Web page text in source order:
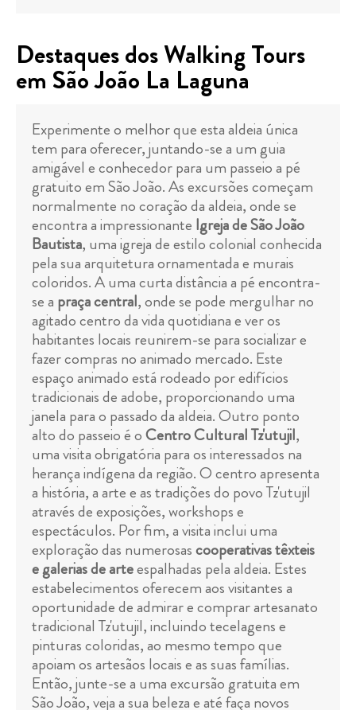
Destaques dos Walking Tours
em São João La Laguna
Experimente o melhor que esta aldeia única
tem para oferecer, juntando-se a um guia
amigável e conhecedor para um passeio a pé
gratuito em São João. As excursões começam
normalmente no coração da aldeia, onde se
encontra a impressionante Igreja de São João
Bautista, uma igreja de estilo colonial conhecida
pela sua arquitetura ornamentada e murais
coloridos. A uma curta distância a pé encontra-
se a praça central, onde se pode mergulhar no
agitado centro da vida quotidiana e ver os
habitantes locais reunirem-se para socializar e
fazer compras no animado mercado. Este
espaço animado está rodeado por edifícios
tradicionais de adobe, proporcionando uma
janela para o passado da aldeia. Outro ponto
alto do passeio é oCentro Cultural Tz'utujil,
uma visita obrigatória para os interessados na
herança indígena da região. O centro apresenta
a história, a arte e as tradições do povo Tz'utujil
através de exposições, workshops e
espectáculos. Por fim, a visita inclui uma
exploração das numerosascooperativas têxteis
e galerias de arteespalhadas pela aldeia. Estes
estabelecimentos oferecem aos visitantes a
oportunidade de admirar e comprar artesanato
tradicional Tz'utujil, incluindo tecelagens e
pinturas coloridas, ao mesmo tempo que
apoiam os artesãos locais e as suas famílias.
Então, junte-se a uma excursão gratuita em
São João, veja a sua beleza e até faça novos